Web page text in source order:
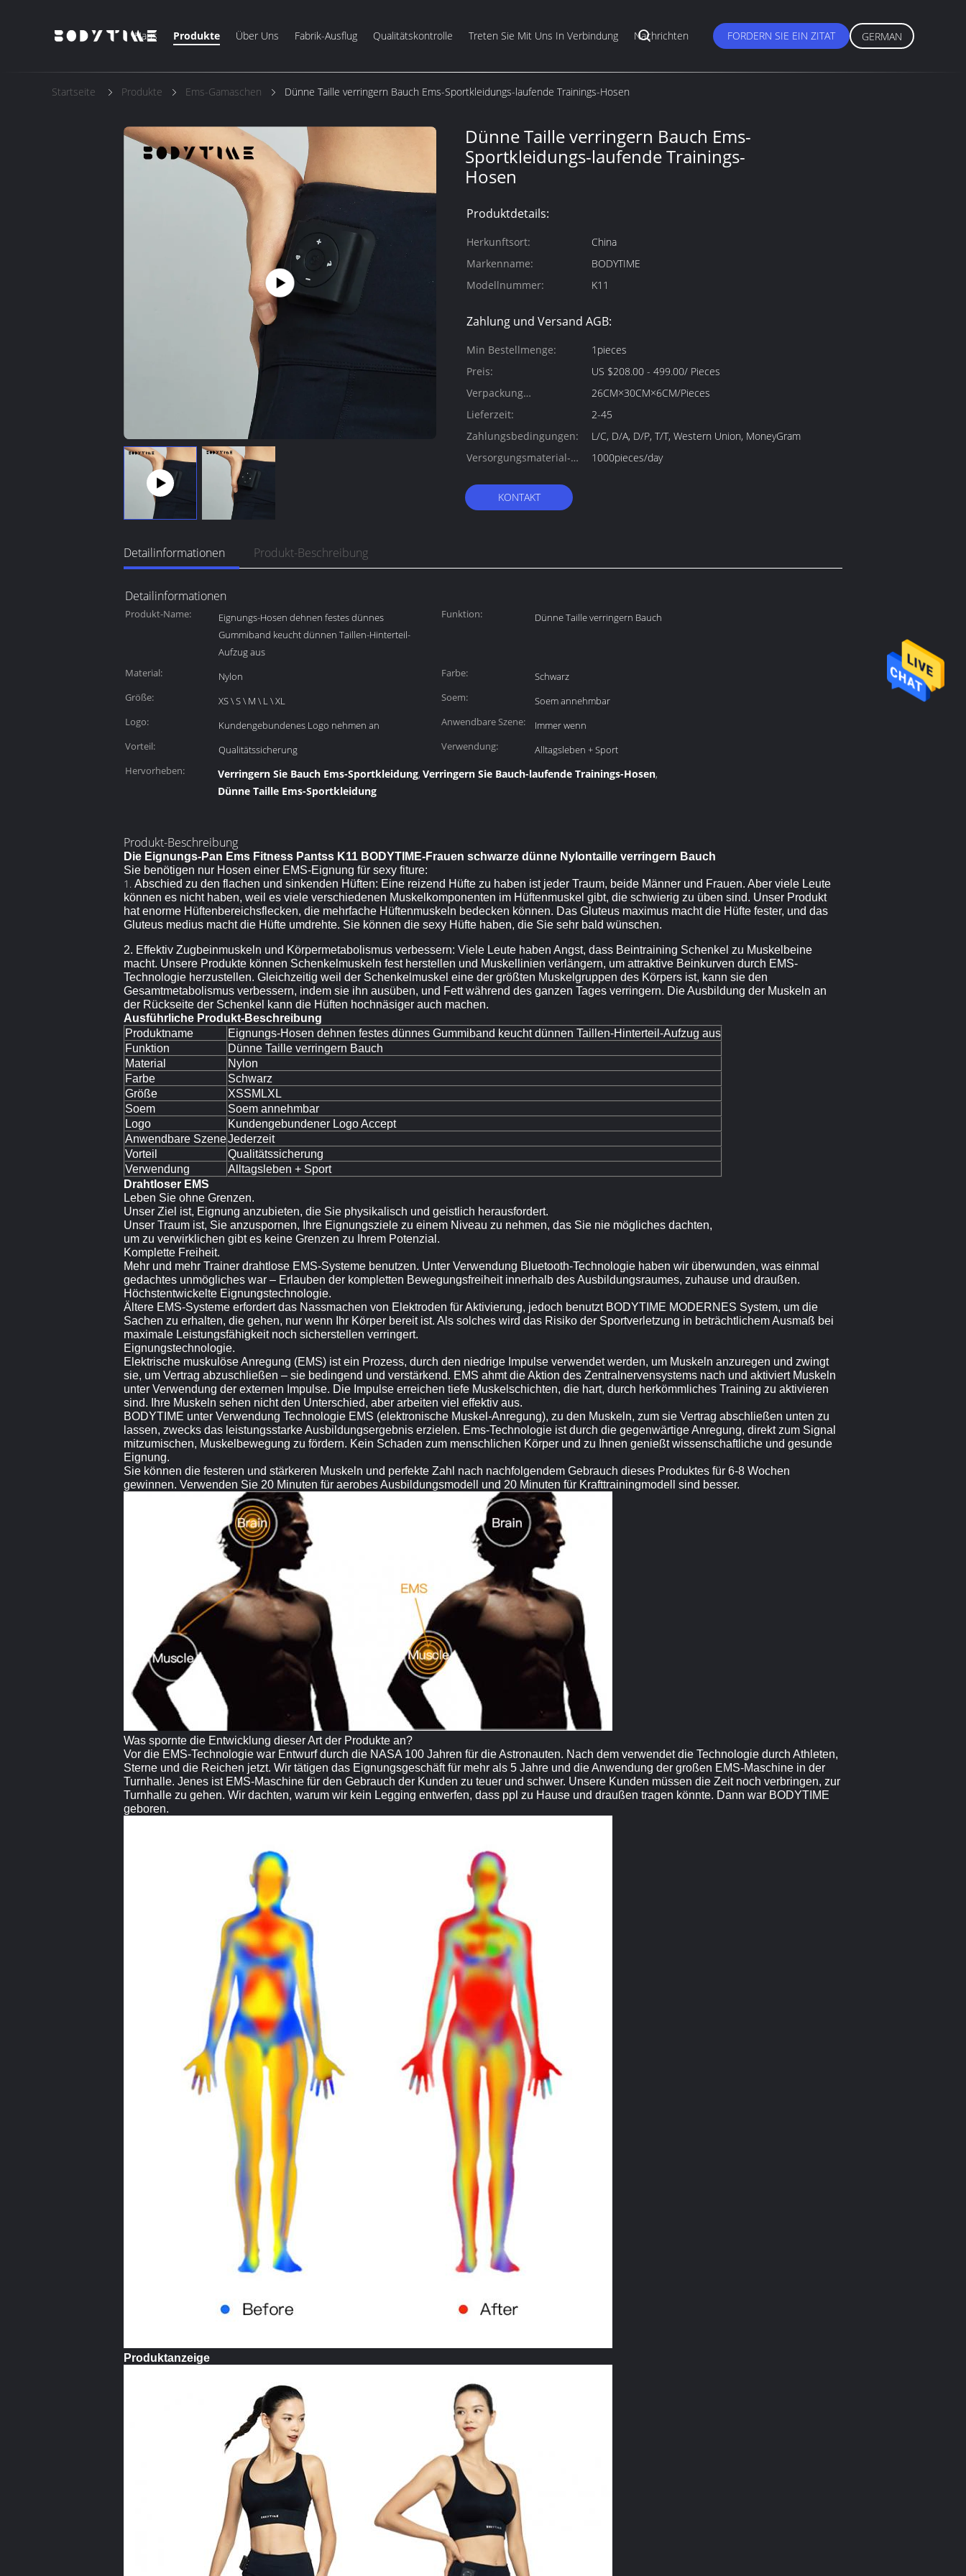
Haus Produkte Über Uns Fabrik-Ausflug Qualitätskontrolle Treten Sie Mit Uns In Verbindung Nachrichten FORDERN SIE EIN ZITAT GERMAN
Startseite Produkte Ems-Gamaschen Dünne Taille verringern Bauch Ems-Sportkleidungs-laufende Trainings-Hosen
Dünne Taille verringern Bauch Ems-
Sportkleidungs-laufende Trainings-
Hosen
Produktdetails:
Herkunftsort:
China
Markenname:
BODYTIME
Modellnummer:
K11
Zahlung und Versand AGB:
Min Bestellmenge:
1pieces
Preis:
US $208.00 - 499.00/ Pieces
Verpackung
Informationen:
26CM×30CM×6CM/Pieces
Lieferzeit:
2-45
Zahlungsbedingungen:
L/C, D/A, D/P, T/T, Western Union, MoneyGram
Versorgungsmaterial-
1000pieces/day
KONTAKT
Detailinformationen Produkt-Beschreibung
Detailinformationen
Produkt-Name:
Eignungs-Hosen dehnen festes dünnes
Gummiband keucht dünnen Taillen-Hinterteil-
Aufzug aus
Funktion: Dünne Taille verringern Bauch
Material: Nylon Farbe:
Schwarz
Größe:
XS \ S \ M \ L \ XL Soem:
Soem annehmbar
Logo:
Kundengebundenes Logo nehmen an Anwendbare Szene:
Immer wenn
Vorteil:
Qualitätssicherung Verwendung:
Alltagsleben + Sport
Hervorheben:
Verringern Sie Bauch Ems-Sportkleidung, Verringern Sie Bauch-laufende Trainings-Hosen,
Dünne Taille Ems-Sportkleidung
Produkt-Beschreibung
Die Eignungs-Pan Ems Fitness Pantss K11 BODYTIME-Frauen schwarze dünne Nylontaille verringern Bauch
Sie benötigen nur Hosen einer EMS-Eignung für sexy fiture:
1. Abschied zu den flachen und sinkenden Hüften: Eine reizend Hüfte zu haben ist jeder Traum, beide Männer und Frauen. Aber viele Leute
können es nicht haben, weil es viele verschiedenen Muskelkomponenten im Hüftenmuskel gibt, die schwierig zu üben sind. Unser Produkt
hat enorme Hüftenbereichsflecken, die mehrfache Hüftenmuskeln bedecken können. Das Gluteus maximus macht die Hüfte fester, und das
Gluteus medius macht die Hüfte umdrehte. Sie können die sexy Hüfte haben, die Sie sehr bald wünschen.
2. Effektiv Zugbeinmuskeln und Körpermetabolismus verbessern: Viele Leute haben Angst, dass Beintraining Schenkel zu Muskelbeine
macht. Unsere Produkte können Schenkelmuskeln fest herstellen und Muskellinien verlängern, um attraktive Beinkurven durch EMS-
Technologie herzustellen. Gleichzeitig weil der Schenkelmuskel eine der größten Muskelgruppen des Körpers ist, kann sie den
Gesamtmetabolismus verbessern, indem sie ihn ausüben, und Fett während des ganzen Tages verringern. Die Ausbildung der Muskeln an
der Rückseite der Schenkel kann die Hüften hochnäsiger auch machen.
Ausführliche Produkt-Beschreibung
Produktname
Eignungs-Hosen dehnen festes dünnes Gummiband keucht dünnen Taillen-Hinterteil-Aufzug aus
Funktion
Dünne Taille verringern Bauch
Material
Nylon
Farbe
Schwarz
Größe
XSSMLXL
Soem
Soem annehmbar
Logo
Kundengebundener Logo Accept
Anwendbare SzeneJederzeit
Vorteil
Qualitätssicherung
Verwendung
Alltagsleben + Sport
Drahtloser EMS
Leben Sie ohne Grenzen.
Unser Ziel ist, Eignung anzubieten, die Sie physikalisch und geistlich herausfordert.
Unser Traum ist, Sie anzuspornen, Ihre Eignungsziele zu einem Niveau zu nehmen, das Sie nie mögliches dachten,
um zu verwirklichen gibt es keine Grenzen zu Ihrem Potenzial.
Komplette Freiheit.
Mehr und mehr Trainer drahtlose EMS-Systeme benutzen. Unter Verwendung Bluetooth-Technologie haben wir überwunden, was einmal
gedachtes unmögliches war – Erlauben der kompletten Bewegungsfreiheit innerhalb des Ausbildungsraumes, zuhause und draußen.
Höchstentwickelte Eignungstechnologie.
Ältere EMS-Systeme erfordert das Nassmachen von Elektroden für Aktivierung, jedoch benutzt BODYTIME MODERNES System, um die
Sachen zu erhalten, die gehen, nur wenn Ihr Körper bereit ist. Als solches wird das Risiko der Sportverletzung in beträchtlichem Ausmaß bei
maximale Leistungsfähigkeit noch sicherstellen verringert.
Eignungstechnologie.
Elektrische muskulöse Anregung (EMS) ist ein Prozess, durch den niedrige Impulse verwendet werden, um Muskeln anzuregen und zwingt
sie, um Vertrag abzuschließen – sie bedingend und verstärkend. EMS ahmt die Aktion des Zentralnervensystems nach und aktiviert Muskeln
unter Verwendung der externen Impulse. Die Impulse erreichen tiefe Muskelschichten, die hart, durch herkömmliches Training zu aktivieren
sind. Ihre Muskeln sehen nicht den Unterschied, aber arbeiten viel effektiv aus.
BODYTIME unter Verwendung Technologie EMS (elektronische Muskel-Anregung), zu den Muskeln, zum sie Vertrag abschließen unten zu
lassen, zwecks das leistungsstarke Ausbildungsergebnis erzielen. Ems-Technologie ist durch die gegenwärtige Anregung, direkt zum Signal
mitzumischen, Muskelbewegung zu fördern. Kein Schaden zum menschlichen Körper und zu Ihnen genießt wissenschaftliche und gesunde
Eignung.
Sie können die festeren und stärkeren Muskeln und perfekte Zahl nach nachfolgendem Gebrauch dieses Produktes für 6-8 Wochen
gewinnen. Verwenden Sie 20 Minuten für aerobes Ausbildungsmodell und 20 Minuten für Krafttrainingmodell sind besser.
Was spornte die Entwicklung dieser Art der Produkte an?
Vor die EMS-Technologie war Entwurf durch die NASA 100 Jahren für die Astronauten. Nach dem verwendet die Technologie durch Athleten,
Sterne und die Reichen jetzt. Wir tätigen das Eignungsgeschäft für mehr als 5 Jahre und die Anwendung der großen EMS-Maschine in der
Turnhalle. Jenes ist EMS-Maschine für den Gebrauch der Kunden zu teuer und schwer. Unsere Kunden müssen die Zeit noch verbringen, zur
Turnhalle zu gehen. Wir dachten, warum wir kein Legging entwerfen, dass ppl zu Hause und draußen tragen könnte. Dann war BODYTIME
geboren.
Produktanzeige